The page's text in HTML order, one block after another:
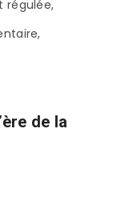
régulée,
de la